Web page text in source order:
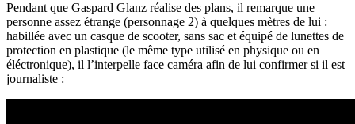
Pendant que Gaspard Glanz réalise des plans, il remarque une
personne assez étrange (personnage 2) à quelques mètres de lui :
habillée avec un casque de scooter, sans sac et équipé de lunettes de
protection en plastique (le même type utilisé en physique ou en
éléctronique), il l’interpelle face caméra afin de lui confirmer si il est
journaliste :